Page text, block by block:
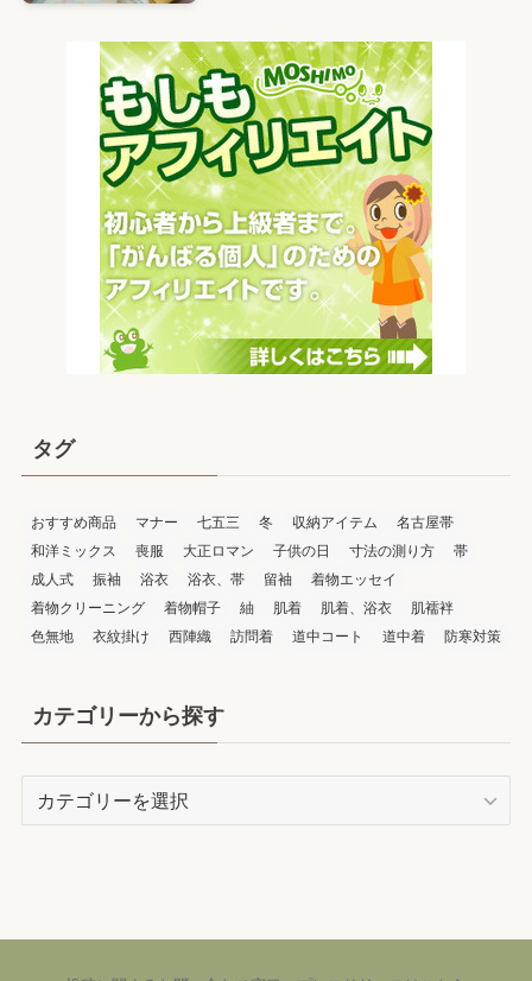
タグ
おすすめ商品 マナー 七五三 冬 収納アイテム
名古屋帯
和洋ミックス
喪服 大正ロマン 子供の日 寸法の測り方
帯
成人式
振袖 浴衣 浴衣、帯 留袖
着物エッセイ
着物クリーニング
着物帽子 紬 肌着 肌着、浴衣
肌襦袢
色無地
衣紋掛け 西陣織 訪問着 道中コート 道中着 防寒対策
カテゴリーから探す
か